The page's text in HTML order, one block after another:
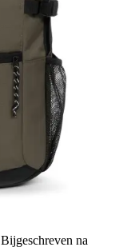
Bijgeschreven na